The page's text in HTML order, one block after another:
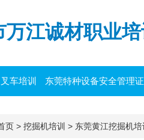
万江诚材职业
叉车培训 东莞特种设备安全管理
页 > 挖掘机培训 > 东莞黄江挖掘机培